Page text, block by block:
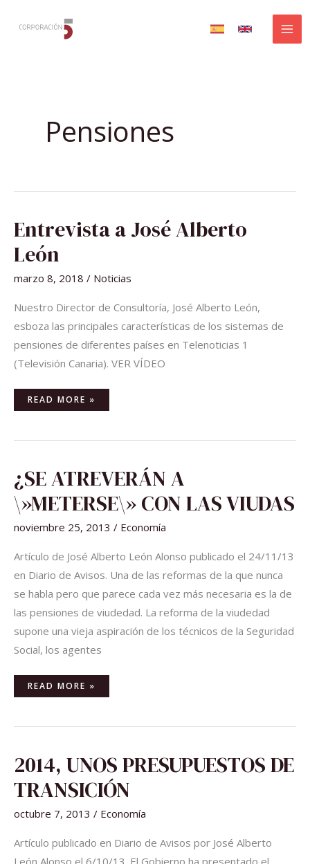
Pensiones
Entrevista a José Alberto
León
marzo 8, 2018 / Noticias
Nuestro Director de Consultoría, José Alberto León,
esboza las principales características de los sistemas de
pensiones de diferentes países en Telenoticias 1
(Televisión Canaria). VER VÍDEO
ENTREVISTA
A
JOSÉ
ALBERTO
LEÓN
READ MORE »
¿SE ATREVERÁN A
\»METERSE\» CON LAS VIUDAS
noviembre 25, 2013 / Economía
Artículo de José Alberto León Alonso publicado el 24/11/13
en Diario de Avisos. Una de las reformas de la que nunca
se habla pero que parece cada vez más necesaria es la de
las pensiones de viudedad. La reforma de la viudedad
supone una vieja aspiración de los técnicos de la Seguridad
Social, los agentes
¿SE
ATREVERÁN
A
\»METERSE\»
CON
LAS
READ MORE »
2014, UNOS PRESUPUESTOS DE
TRANSICIÓN
octubre 7, 2013 / Economía
Artículo publicado en Diario de Avisos por José Alberto
2014,
UNOS
PRESUPUESTOS
DE
TRANSICIÓN